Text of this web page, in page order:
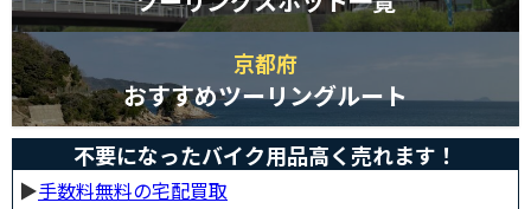
京都府
おすすめツーリングルート
不要になったバイク用品高く売れます！
▶︎手数料無料の宅配買取